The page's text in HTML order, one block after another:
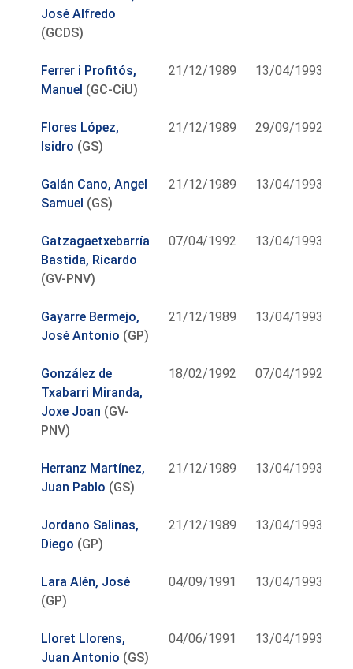
José Alfredo
(GCDS)
Ferrer i Profitós,
Manuel (GC-CiU)
21/12/1989 13/04/1993
Flores López,
Isidro (GS)
21/12/1989 29/09/1992
Galán Cano, Angel
Samuel (GS)
21/12/1989 13/04/1993
Gatzagaetxebarría
Bastida, Ricardo
(GV-PNV)
07/04/1992 13/04/1993
Gayarre Bermejo,
José Antonio (GP)
21/12/1989 13/04/1993
González de
Txabarri Miranda,
Joxe Joan (GV-
PNV)
18/02/1992 07/04/1992
Herranz Martínez,
Juan Pablo (GS)
21/12/1989 13/04/1993
Jordano Salinas,
Diego (GP)
21/12/1989 13/04/1993
Lara Alén, José
(GP)
04/09/1991 13/04/1993
Lloret Llorens,
Juan Antonio (GS)
04/06/1991 13/04/1993